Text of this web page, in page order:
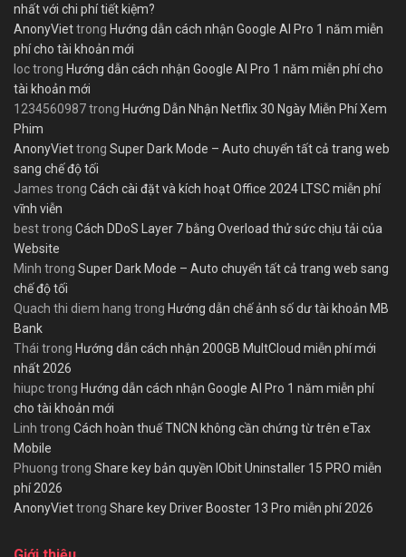
nhất với chi phí tiết kiệm?
AnonyViettrong Hướng dẫn cách nhận Google AI Pro 1 năm miễn
phí cho tài khoản mới
loctrong Hướng dẫn cách nhận Google AI Pro 1 năm miễn phí cho
tài khoản mới
1234560987trong Hướng Dẫn Nhận Netflix 30 Ngày Miễn Phí Xem
Phim
AnonyViettrong Super Dark Mode – Auto chuyển tất cả trang web
sang chế độ tối
James trong Cách cài đặt và kích hoạt Office 2024 LTSC miễn phí
vĩnh viễn
besttrong Cách DDoS Layer 7 bằng Overload thử sức chịu tải của
Website
Minh trong Super Dark Mode – Auto chuyển tất cả trang web sang
chế độ tối
Quach thi diem hang trong Hướng dẫn chế ảnh số dư tài khoản MB
Bank
Thái trong Hướng dẫn cách nhận 200GB MultCloud miễn phí mới
nhất 2026
hiupctrong Hướng dẫn cách nhận Google AI Pro 1 năm miễn phí
cho tài khoản mới
Linh trong Cách hoàn thuế TNCN không cần chứng từ trên eTax
Mobile
Phuong trong Share key bản quyền IObit Uninstaller 15 PRO miễn
phí 2026
AnonyViettrong Share key Driver Booster 13 Pro miễn phí 2026